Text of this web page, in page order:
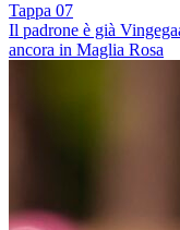
Tappa 07
Il padrone è già
ancora in Maglia Rosa